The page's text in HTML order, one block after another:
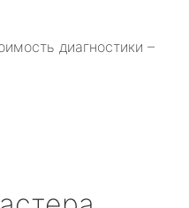
диагностики –